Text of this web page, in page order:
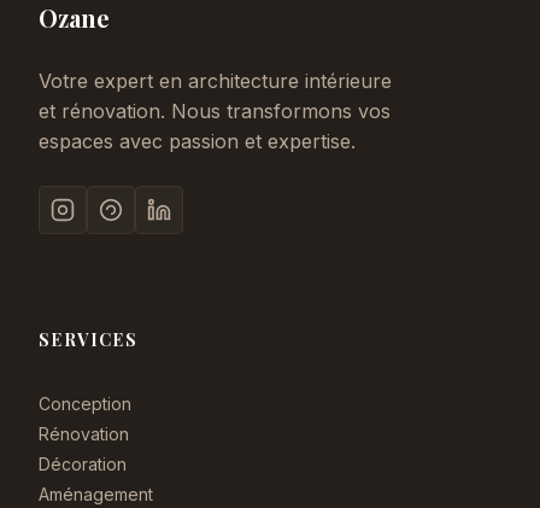
Ozane
Votre expert en architecture intérieure
et rénovation. Nous transformons vos
espaces avec passion et expertise.
SERVICES
Conception
Rénovation
Décoration
Aménagement